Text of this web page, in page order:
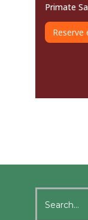
Primate
Reserve
for: